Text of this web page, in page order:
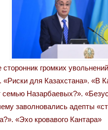
сторонник громких
«Риски для Казахстана». «В
Назарбаевых?».
заволновались адепты
«Эхо кровавого Кантара»